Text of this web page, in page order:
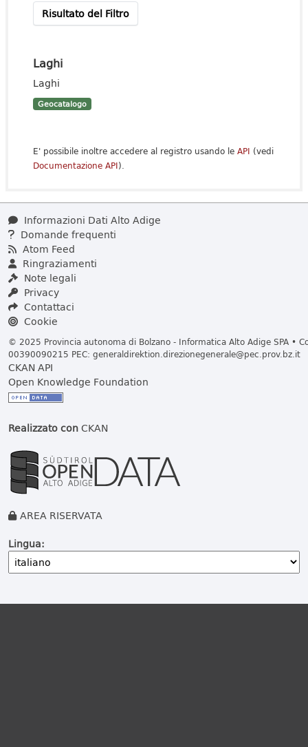
Risultato del Filtro
Laghi
Laghi
Geocatalogo
E' possibile inoltre accedere al registro usando le API (vedi
Documentazione API).
Informazioni Dati Alto Adige
Domande frequenti
Atom Feed
Ringraziamenti
Note legali
Privacy
Contattaci
Cookie
© 2025 Provincia autonoma di Bolzano - Informatica Alto Adige SPA •
00390090215 PEC: generaldirektion.direzionegenerale@pec.prov.bz.it
CKAN API
Open Knowledge Foundation
Realizzato conCKAN
AREA RISERVATA
Lingua